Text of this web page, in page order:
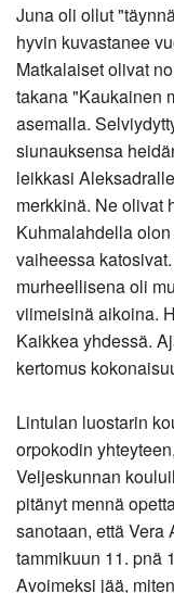
Juna oli ollut
hyvin kuvastanee
Matkalaiset olivat
takana "Kaukainen
asemalla.
siunauksensa
leikkasi
merkkinä. Ne olivat
Kuhmalahdella
vaiheessa
murheellisena oli
viimeisinä aikoina.
Kaikkea yhdessä.
kertomus
Lintulan luostarin
orpokodin
Veljeskunnan
pitänyt mennä
sanotaan, että Vera
tammikuun 11. pnä
Avoimeksi jää,